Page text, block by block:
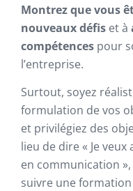
Montrez que vous
nouveaux défis et à
compétences pour
l’entreprise.
Surtout, soyez
formulation de vos
et privilégiez des
lieu de dire « Je
en communication
suivre une